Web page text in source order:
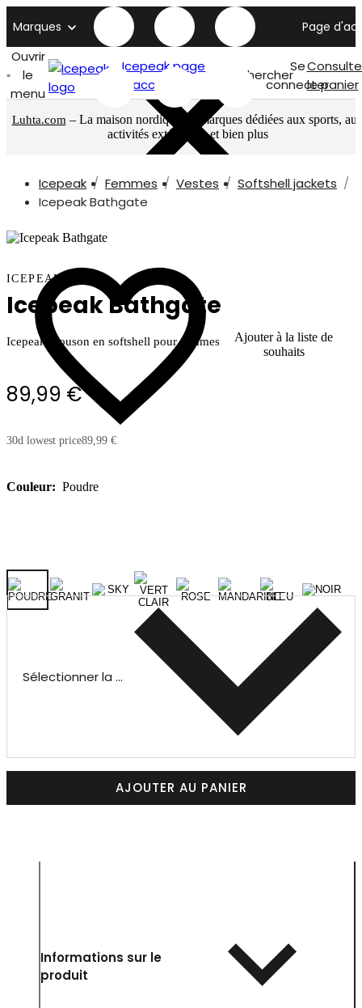
Marques Page
Ouvrir
le
menu
Icepeak page
d'accueil
Rechercher
Se
connecterle panier
Luhta.com – La maison nordique de marques dédiées aux sports,
activités extérieures et bien plus
Icepeak Femmes Vestes
Softshell jackets
Icepeak Bathgate
Ajouter à la liste de
souhaits
ICEPEAK
Icepeak Bathgate
Icepeak blouson en softshell pour femmes
89,99 €
30d lowest price89,99 €
Couleur: Poudre
Sélectionner la taille
AJOUTER AU PANIER
Informations sur le
produit